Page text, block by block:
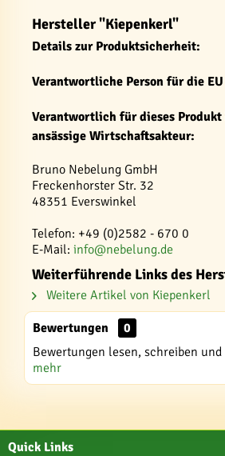
Hersteller "Kiepenkerl"
Details zur Produktsicherheit:
Verantwortliche Person für die EU
Verantwortlich für dieses Produkt
ansässige Wirtschaftsakteur:
Bruno Nebelung GmbH
Freckenhorster Str. 32
48351 Everswinkel
Telefon: +49 (0)2582 - 670 0
E-Mail: info@nebelung.de
Weiterführende Links des
Weitere Artikel von Kiepenkerl
Bewertungen
0
Bewertungen lesen, schreiben
mehr
Quick Links